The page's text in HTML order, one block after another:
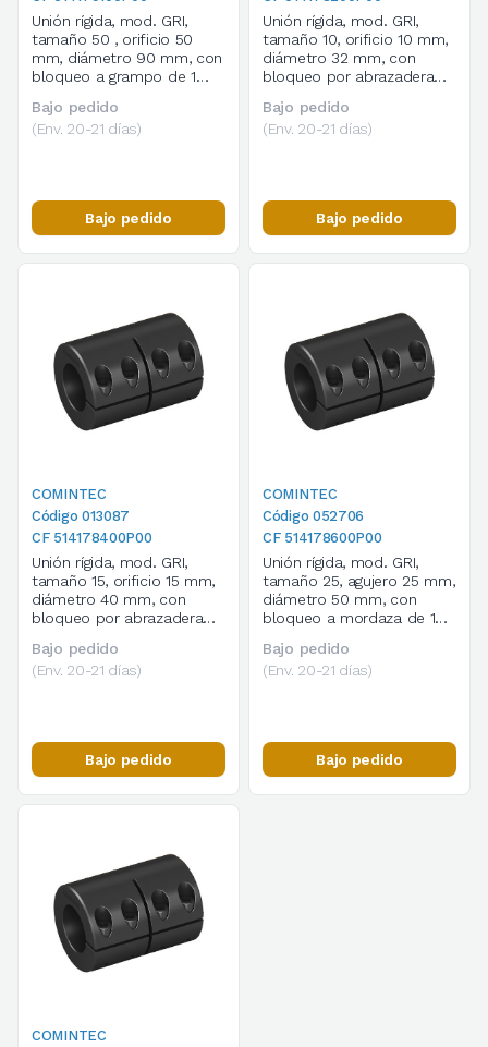
Unión rígida, mod. GRI,
tamaño 50 , orificio 50
mm, diámetro 90 mm, con
bloqueo a grampo de 1
Bajo pedido
(Env. 20-21 días)
Bajo pedido
Unión rígida, mod. GRI,
tamaño 10, orificio 10 mm,
diámetro 32 mm, con
bloqueo por abrazadera
514178200P00
Bajo pedido
(Env. 20-21 días)
Bajo pedido
COMINTEC
Código 013087
CF 514178400P00
Unión rígida, mod. GRI,
tamaño 15, orificio 15 mm,
diámetro 40 mm, con
bloqueo por abrazadera
514178400P00
Bajo pedido
(Env. 20-21 días)
Bajo pedido
COMINTEC
Código 052706
CF 514178600P00
Unión rígida, mod. GRI,
tamaño 25, agujero 25 mm,
diámetro 50 mm, con
bloqueo a mordaza de 1
Bajo pedido
(Env. 20-21 días)
Bajo pedido
COMINTEC